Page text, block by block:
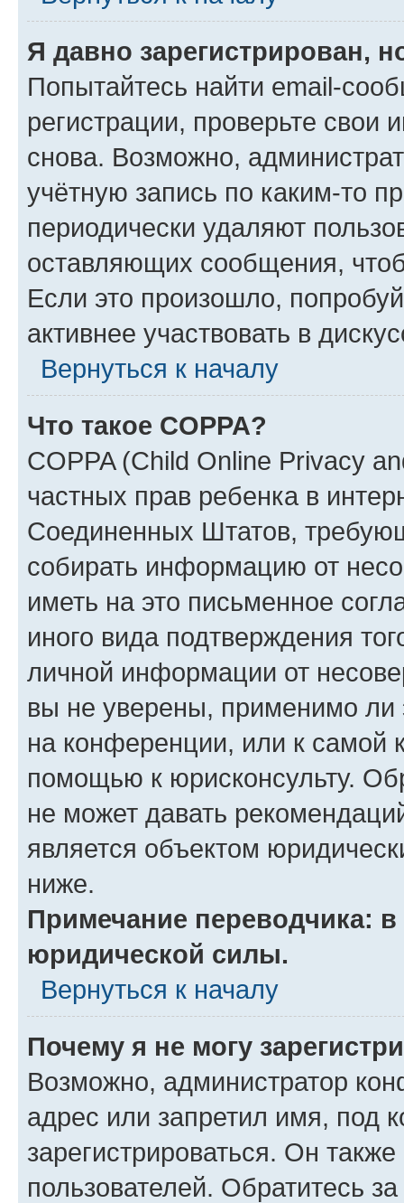
Я давно зарегистрирован,
Попытайтесь найти email-
регистрации, проверьте свои
снова. Возможно,
учётную запись по каким-то
периодически удаляют
оставляющих сообщения,
Если это произошло,
активнее участвовать в
Вернуться к началу
Что такое COPPA?
COPPA (Child Online Privacy
частных прав ребенка в
Соединенных Штатов,
собирать информацию от
иметь на это письменное
иного вида подтверждения
личной информации от
вы не уверены, применимо ли
на конференции, или к самой
помощью к юрисконсульту.
не может давать
является объектом
ниже.
Примечание переводчика:
юридической силы.
Вернуться к началу
Почему я не могу
Возможно, администратор
адрес или запретил имя, под
зарегистрироваться. Он
пользователей. Обратитесь